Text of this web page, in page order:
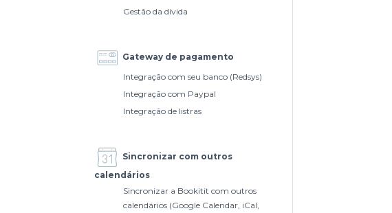
Gestão da dívida
Gateway de pagamento
Integração com seu banco (Redsys)
Integração com Paypal
Integração de listras
Sincronizar com outros
calendários
Sincronizar a Bookitit com outros
calendários (Google Calendar, iCal,